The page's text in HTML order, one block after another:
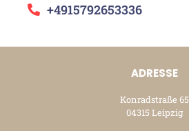
+4915792653336
ADRESSE
Konradstraße 65
04315 Leipzig